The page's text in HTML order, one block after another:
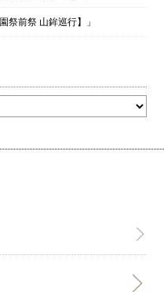
祭前祭 山鉾巡行】」